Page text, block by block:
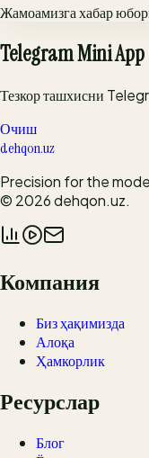
Жамоамизга хабар
Telegram Mini App
Тезкор ташхисни
Очиш
dehqon.uz
Precision for the
© 2026dehqon.uz.
Компания
Биз ҳақимизда
Алоқа
Ҳамкорлик
Ресурслар
Блог